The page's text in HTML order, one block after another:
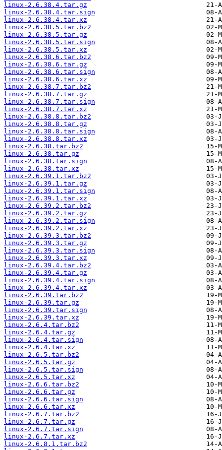
linux-2.6.38.4.tar.gz
linux-2.6.38.4.tar.sign
linux-2.6.38.4.tar.xz
linux-2.6.38.5.tar.bz2
linux-2.6.38.5.tar.gz
linux-2.6.38.5.tar.sign
linux-2.6.38.5.tar.xz
linux-2.6.38.6.tar.bz2
linux-2.6.38.6.tar.gz
linux-2.6.38.6.tar.sign
linux-2.6.38.6.tar.xz
linux-2.6.38.7.tar.bz2
linux-2.6.38.7.tar.gz
linux-2.6.38.7.tar.sign
linux-2.6.38.7.tar.xz
linux-2.6.38.8.tar.bz2
linux-2.6.38.8.tar.gz
linux-2.6.38.8.tar.sign
linux-2.6.38.8.tar.xz
linux-2.6.38.tar.bz2
linux-2.6.38.tar.gz
linux-2.6.38.tar.sign
linux-2.6.38.tar.xz
linux-2.6.39.1.tar.bz2
linux-2.6.39.1.tar.gz
linux-2.6.39.1.tar.sign
linux-2.6.39.1.tar.xz
linux-2.6.39.2.tar.bz2
linux-2.6.39.2.tar.gz
linux-2.6.39.2.tar.sign
linux-2.6.39.2.tar.xz
linux-2.6.39.3.tar.bz2
linux-2.6.39.3.tar.gz
linux-2.6.39.3.tar.sign
linux-2.6.39.3.tar.xz
linux-2.6.39.4.tar.bz2
linux-2.6.39.4.tar.gz
linux-2.6.39.4.tar.sign
linux-2.6.39.4.tar.xz
linux-2.6.39.tar.bz2
linux-2.6.39.tar.gz
linux-2.6.39.tar.sign
linux-2.6.39.tar.xz
linux-2.6.4.tar.bz2
linux-2.6.4.tar.gz
linux-2.6.4.tar.sign
linux-2.6.4.tar.xz
linux-2.6.5.tar.bz2
linux-2.6.5.tar.gz
linux-2.6.5.tar.sign
linux-2.6.5.tar.xz
linux-2.6.6.tar.bz2
linux-2.6.6.tar.gz
linux-2.6.6.tar.sign
linux-2.6.6.tar.xz
linux-2.6.7.tar.bz2
linux-2.6.7.tar.gz
linux-2.6.7.tar.sign
linux-2.6.7.tar.xz
linux-2.6.8.1.tar.bz2